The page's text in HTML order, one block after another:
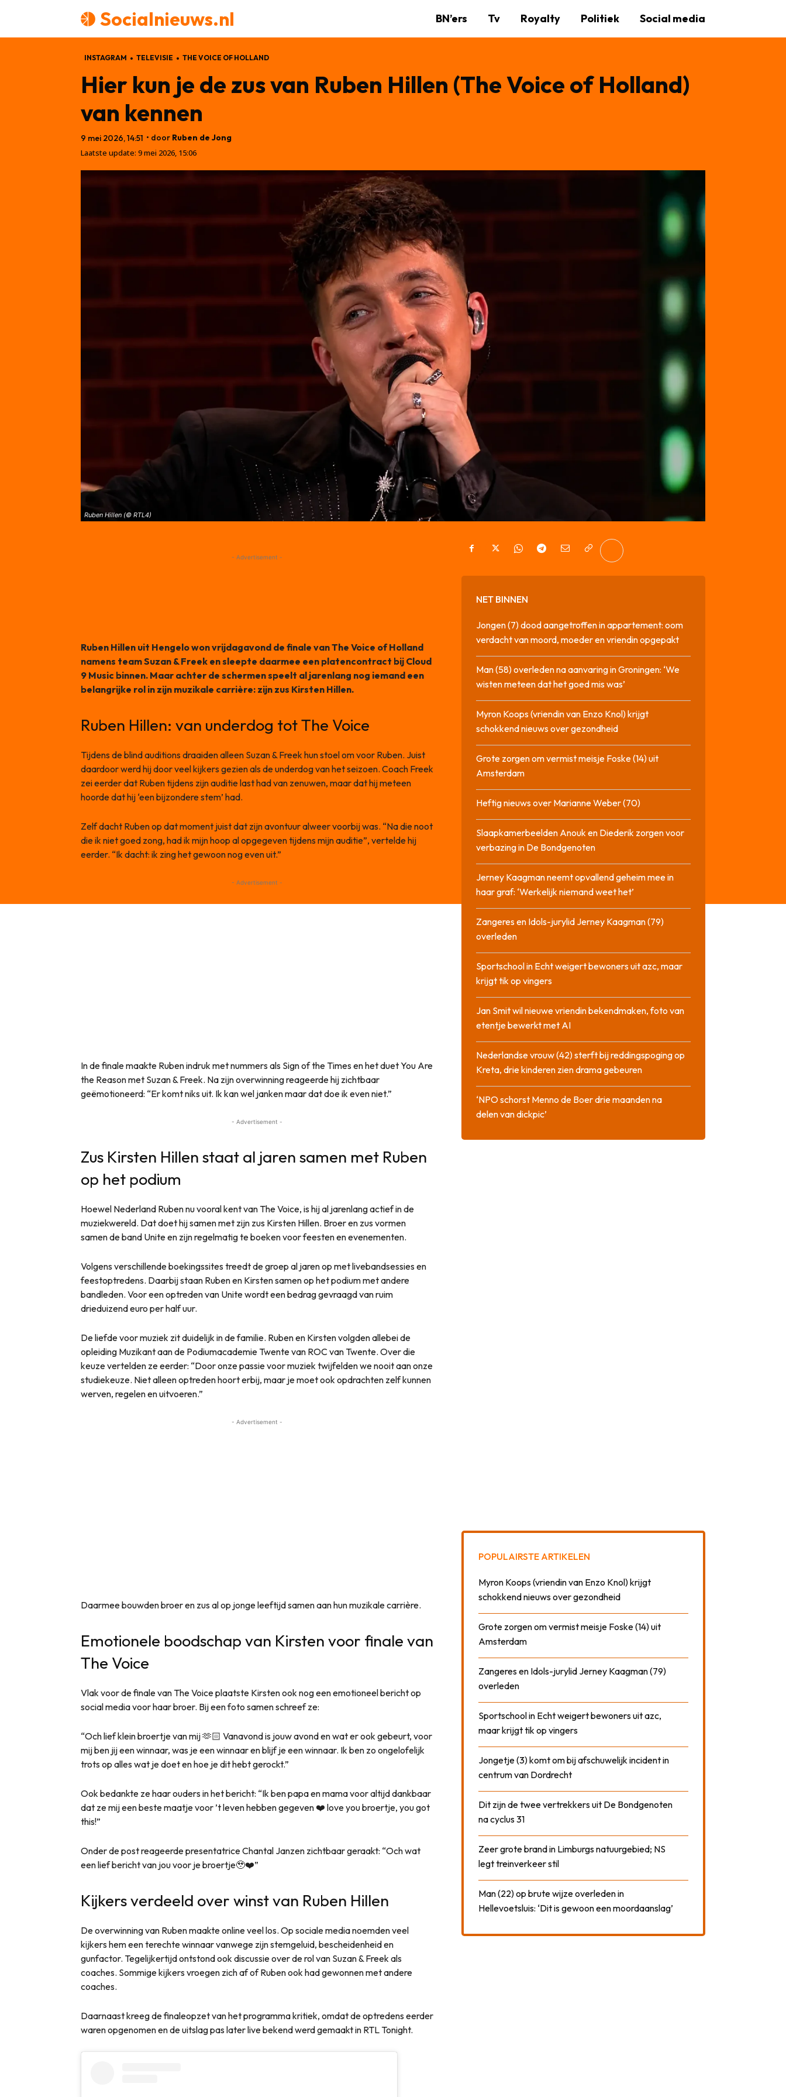
Socialnieuws.nl BN’ers Tv Royalty Politiek Social media
INSTAGRAM TELEVISIE THE VOICE OF HOLLAND
Hier kun je de zus van Ruben Hillen (The Voice of Holland)
van kennen
9 mei 2026, 14:51 • door Ruben de Jong
Laatste update: 9 mei 2026, 15:06
Ruben Hillen (© RTL4)
- Advertisement -
Ruben Hillen uit Hengelo won vrijdagavond de finale van The Voice of Holland
namens team Suzan & Freek en sleepte daarmee een platencontract bij Cloud
9 Music binnen. Maar achter de schermen speelt al jarenlang nog iemand een
belangrijke rol in zijn muzikale carrière: zijn zus Kirsten Hillen.
Ruben Hillen: van underdog tot The Voice
Tijdens de blind auditions draaiden alleen Suzan & Freek hun stoel om voor Ruben. Juist
daardoor werd hij door veel kijkers gezien als de underdog van het seizoen. Coach Freek
zei eerder dat Ruben tijdens zijn auditie last had van zenuwen, maar dat hij meteen
hoorde dat hij ‘een bijzondere stem’ had.
Zelf dacht Ruben op dat moment juist dat zijn avontuur alweer voorbij was. “Na die noot
die ik niet goed zong, had ik mijn hoop al opgegeven tijdens mijn auditie”, vertelde hij
eerder. “Ik dacht: ik zing het gewoon nog even uit.”
- Advertisement -
In de finale maakte Ruben indruk met nummers als Sign of the Times en het duet You Are
the Reason met Suzan & Freek. Na zijn overwinning reageerde hij zichtbaar
geëmotioneerd: “Er komt niks uit. Ik kan wel janken maar dat doe ik even niet.”
- Advertisement -
Zus Kirsten Hillen staat al jaren samen met Ruben
op het podium
Hoewel Nederland Ruben nu vooral kent van The Voice, is hij al jarenlang actief in de
muziekwereld. Dat doet hij samen met zijn zus Kirsten Hillen. Broer en zus vormen
samen de band Unite en zijn regelmatig te boeken voor feesten en evenementen.
Volgens verschillende boekingssites treedt de groep al jaren op met livebandsessies en
feestoptredens. Daarbij staan Ruben en Kirsten samen op het podium met andere
bandleden. Voor een optreden van Unite wordt een bedrag gevraagd van ruim
drieduizend euro per half uur.
De liefde voor muziek zit duidelijk in de familie. Ruben en Kirsten volgden allebei de
opleiding Muzikant aan de Podiumacademie Twente van ROC van Twente. Over die
keuze vertelden ze eerder: “Door onze passie voor muziek twijfelden we nooit aan onze
studiekeuze. Niet alleen optreden hoort erbij, maar je moet ook opdrachten zelf kunnen
werven, regelen en uitvoeren.”
- Advertisement -
Daarmee bouwden broer en zus al op jonge leeftijd samen aan hun muzikale carrière.
Emotionele boodschap van Kirsten voor finale van
The Voice
Vlak voor de finale van The Voice plaatste Kirsten ook nog een emotioneel bericht op
social media voor haar broer. Bij een foto samen schreef ze:
“Och lief klein broertje van mij 🫶🏻 Vanavond is jouw avond en wat er ook gebeurt, voor
mij ben jij een winnaar, was je een winnaar en blijf je een winnaar. Ik ben zo ongelofelijk
trots op alles wat je doet en hoe je dit hebt gerockt.”
Ook bedankte ze haar ouders in het bericht: “Ik ben papa en mama voor altijd dankbaar
dat ze mij een beste maatje voor ’t leven hebben gegeven ❤️ love you broertje, you got
this!”
Onder de post reageerde presentatrice Chantal Janzen zichtbaar geraakt: “Och wat
een lief bericht van jou voor je broertje🥹❤️”
Kijkers verdeeld over winst van Ruben Hillen
De overwinning van Ruben maakte online veel los. Op sociale media noemden veel
kijkers hem een terechte winnaar vanwege zijn stemgeluid, bescheidenheid en
gunfactor. Tegelijkertijd ontstond ook discussie over de rol van Suzan & Freek als
coaches. Sommige kijkers vroegen zich af of Ruben ook had gewonnen met andere
coaches.
Daarnaast kreeg de finaleopzet van het programma kritiek, omdat de optredens eerder
waren opgenomen en de uitslag pas later live bekend werd gemaakt in RTL Tonight.
NET BINNEN
Jongen (7) dood aangetroffen in appartement: oom
verdacht van moord, moeder en vriendin opgepakt
Man (58) overleden na aanvaring in Groningen: ‘We
wisten meteen dat het goed mis was’
Myron Koops (vriendin van Enzo Knol) krijgt
schokkend nieuws over gezondheid
Grote zorgen om vermist meisje Foske (14) uit
Amsterdam
Heftig nieuws over Marianne Weber (70)
Slaapkamerbeelden Anouk en Diederik zorgen voor
verbazing in De Bondgenoten
Jerney Kaagman neemt opvallend geheim mee in
haar graf: ‘Werkelijk niemand weet het’
Zangeres en Idols-jurylid Jerney Kaagman (79)
overleden
Sportschool in Echt weigert bewoners uit azc, maar
krijgt tik op vingers
Jan Smit wil nieuwe vriendin bekendmaken, foto van
etentje bewerkt met AI
Nederlandse vrouw (42) sterft bij reddingspoging op
Kreta, drie kinderen zien drama gebeuren
‘NPO schorst Menno de Boer drie maanden na
delen van dickpic’
POPULAIRSTE ARTIKELEN
Myron Koops (vriendin van Enzo Knol) krijgt
schokkend nieuws over gezondheid
Grote zorgen om vermist meisje Foske (14) uit
Amsterdam
Zangeres en Idols-jurylid Jerney Kaagman (79)
overleden
Sportschool in Echt weigert bewoners uit azc,
maar krijgt tik op vingers
Jongetje (3) komt om bij afschuwelijk incident in
centrum van Dordrecht
Dit zijn de twee vertrekkers uit De Bondgenoten
na cyclus 31
Zeer grote brand in Limburgs natuurgebied; NS
legt treinverkeer stil
Man (22) op brute wijze overleden in
Hellevoetsluis: ‘Dit is gewoon een moordaanslag’